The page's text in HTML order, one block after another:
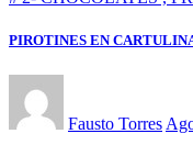
PIROTINES EN
Fausto Torres